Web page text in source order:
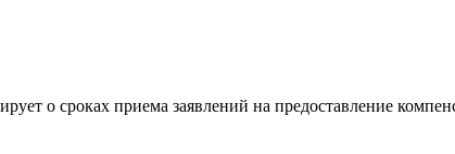
о сроках приема заявлений на предоставление